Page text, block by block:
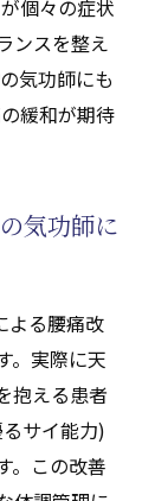
効果の
相乗効
にも優
イ能力)が
治療や療
個々の症状
ンスを整え
気功師にも
緩和が期待
気功師に
よる腰痛改
。実際に天
抱える患者
サイ能力)
。この改善